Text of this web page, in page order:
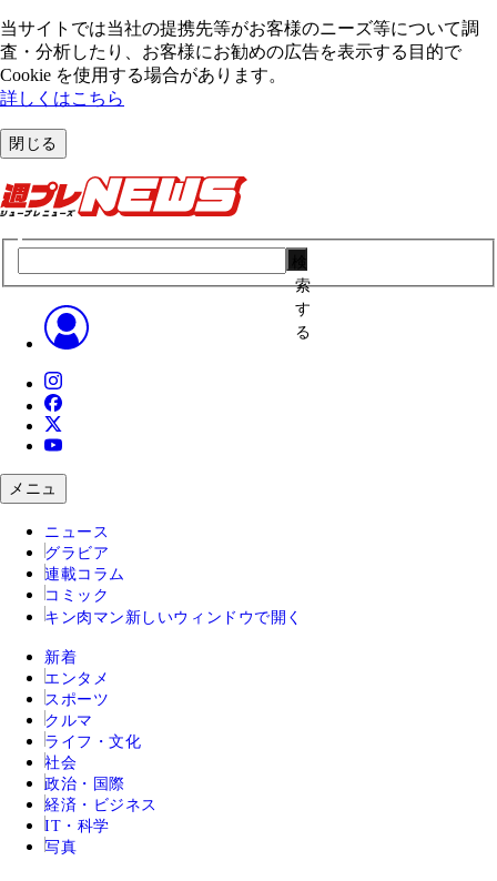
当サイトでは当社の提携先等がお客様のニーズ等について調
査・分析したり、お客様にお勧めの広告を表⽰する⽬的で
Cookie を使⽤する場合があります。
詳しくはこちら
閉じる
索
す
る
メニュ
ニュース
グラビア
連載コラム
コミック
キン肉マン 新しいウィンドウで開く
新着
エンタメ
スポーツ
クルマ
ライフ・文化
社会
政治・国際
経済・ビジネス
IT・科学
写真